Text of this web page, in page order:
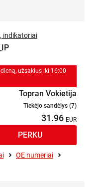
užsakius iki 16:00
indikatoriai
Topran Vokietija
Tiekėjo sandėlys (7)
31.96
OE numeriai